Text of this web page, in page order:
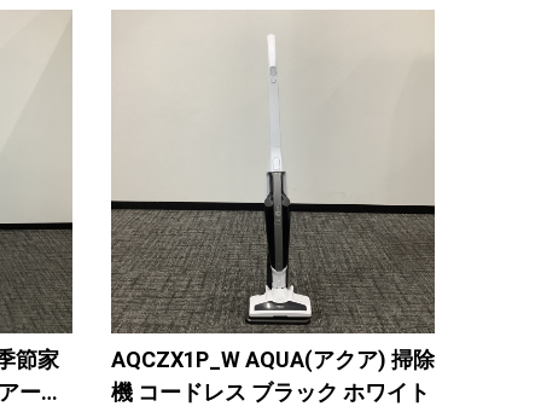
節家
ーリ
AQCZX1P_W AQUA(アクア) 掃除
機 コードレス ブラック ホワイト